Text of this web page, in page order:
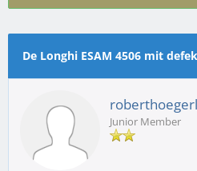
Durchschnitt
De Longhi ESAM 4506 mit
roberthoegerl
Junior Member